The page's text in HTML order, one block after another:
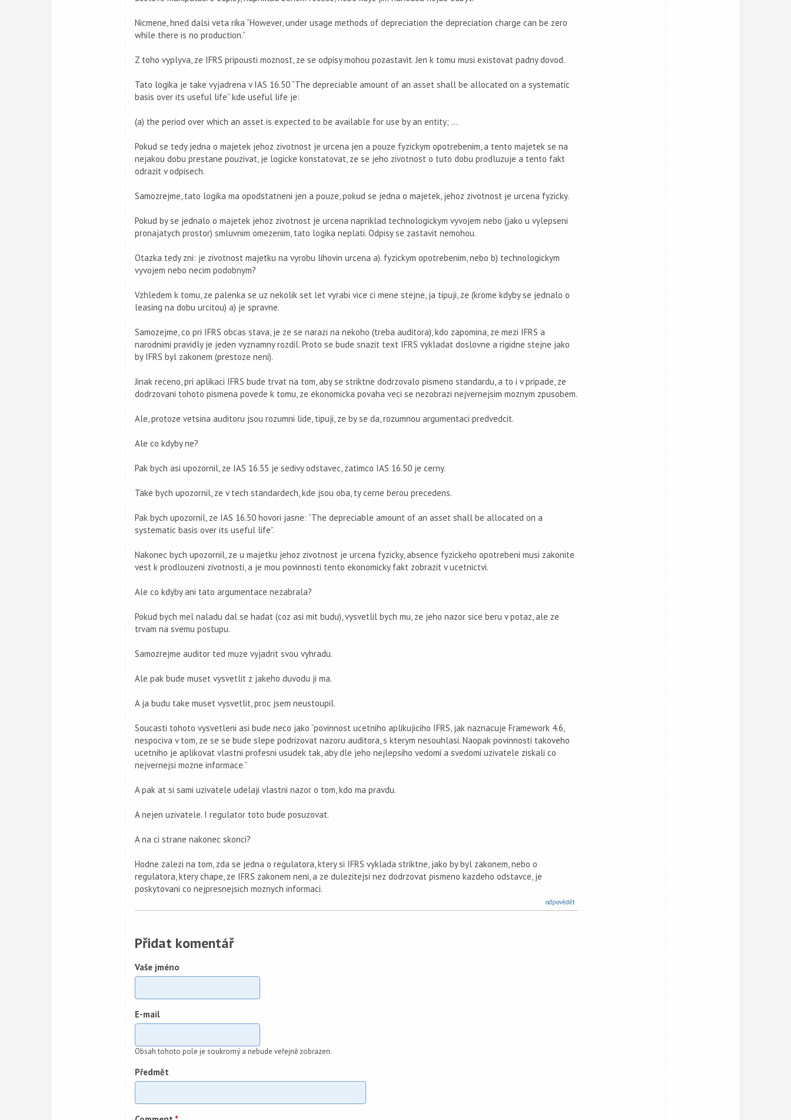
Nicmene, hned dalsi veta rika “However, under usage methods of depreciation the depreciation charge can be zero
while there is no production.”
Z toho vyplyva, ze IFRS pripousti moznost, ze se odpisy mohou pozastavit. Jen k tomu musi existovat padny dovod.
Tato logika je take vyjadrena v IAS 16.50 “The depreciable amount of an asset shall be allocated on a systematic
basis over its useful life” kde useful life je:
(a) the period over which an asset is expected to be available for use by an entity; …
Pokud se tedy jedna o majetek jehoz zivotnost je urcena jen a pouze fyzickym opotrebenim, a tento majetek se na
nejakou dobu prestane pouzivat, je logicke konstatovat, ze se jeho zivotnost o tuto dobu prodluzuje a tento fakt
odrazit v odpisech.
Samozrejme, tato logika ma opodstatneni jen a pouze, pokud se jedna o majetek, jehoz zivotnost je urcena fyzicky.
Pokud by se jednalo o majetek jehoz zivotnost je urcena napriklad technologickym vyvojem nebo (jako u vylepseni
pronajatych prostor) smluvnim omezenim, tato logika neplati. Odpisy se zastavit nemohou.
Otazka tedy zni: je zivotnost majetku na vyrobu lihovin urcena a). fyzickym opotrebenim, nebo b) technologickym
vyvojem nebo necim podobnym?
Vzhledem k tomu, ze palenka se uz nekolik set let vyrabi vice ci mene stejne, ja tipuji, ze (krome kdyby se jednalo o
leasing na dobu urcitou) a) je spravne.
Samozejme, co pri IFRS obcas stava, je ze se narazi na nekoho (treba auditora), kdo zapomina, ze mezi IFRS a
narodnimi pravidly je jeden vyznamny rozdil. Proto se bude snazit text IFRS vykladat doslovne a rigidne stejne jako
by IFRS byl zakonem (prestoze neni).
Jinak receno, pri aplikaci IFRS bude trvat na tom, aby se striktne dodrzovalo pismeno standardu, a to i v pripade, ze
dodrzovani tohoto pismena povede k tomu, ze ekonomicka povaha veci se nezobrazi nejvernejsim moznym zpusobem.
Ale, protoze vetsina auditoru jsou rozumni lide, tipuji, ze by se da, rozumnou argumentaci predvedcit.
Ale co kdyby ne?
Pak bych asi upozornil, ze IAS 16.55 je sedivy odstavec, zatimco IAS 16.50 je cerny.
Take bych upozornil, ze v tech standardech, kde jsou oba, ty cerne berou precedens.
Pak bych upozornil, ze IAS 16.50 hovori jasne: “The depreciable amount of an asset shall be allocated on a
systematic basis over its useful life”.
Nakonec bych upozornil, ze u majetku jehoz zivotnost je urcena fyzicky, absence fyzickeho opotrebeni musi zakonite
vest k prodlouzeni zivotnosti, a je mou povinnosti tento ekonomicky fakt zobrazit v ucetnictvi.
Ale co kdyby ani tato argumentace nezabrala?
Pokud bych mel naladu dal se hadat (coz asi mit budu), vysvetlil bych mu, ze jeho nazor sice beru v potaz, ale ze
trvam na svemu postupu.
Samozrejme auditor ted muze vyjadrit svou vyhradu.
Ale pak bude muset vysvetlit z jakeho duvodu ji ma.
A ja budu take muset vysvetlit, proc jsem neustoupil.
Soucasti tohoto vysvetleni asi bude neco jako “povinnost ucetniho aplikujiciho IFRS, jak naznacuje Framework 4.6,
nespociva v tom, ze se se bude slepe podrizovat nazoru auditora, s kterym nesouhlasi. Naopak povinnosti takoveho
ucetniho je aplikovat vlastni profesni usudek tak, aby dle jeho nejlepsiho vedomi a svedomi uzivatele ziskali co
nejvernejsi mozne informace.”
A pak at si sami uzivatele udelaji vlastni nazor o tom, kdo ma pravdu.
A nejen uzivatele. I regulator toto bude posuzovat.
A na ci strane nakonec skonci?
Hodne zalezi na tom, zda se jedna o regulatora, ktery si IFRS vyklada striktne, jako by byl zakonem, nebo o
regulatora, ktery chape, ze IFRS zakonem neni, a ze dulezitejsi nez dodrzovat pismeno kazdeho odstavce, je
poskytovani co nejpresnejsich moznych informaci.
odpovědět
Přidat komentář
Vaše jméno
E-mail
Obsah tohoto pole je soukromý a nebude veřejně zobrazen.
Předmět